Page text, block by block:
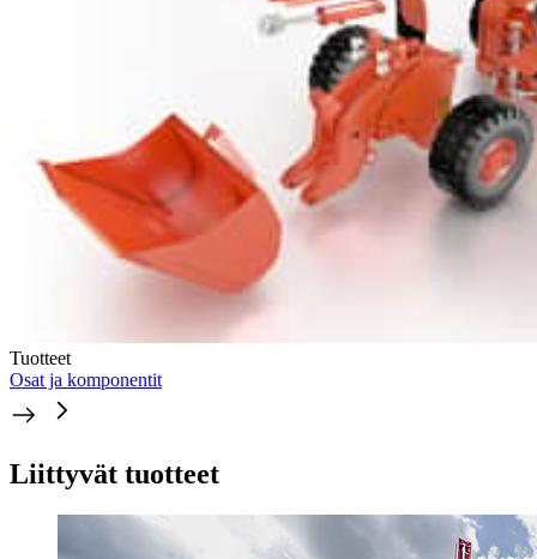
Tuotteet
Osat ja komponentit
Liittyvät tuotteet